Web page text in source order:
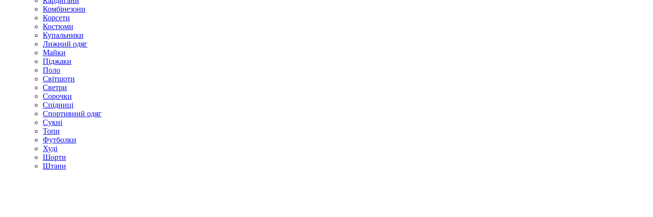
Комбінезони
Корсети
Костюми
Купальники
Лижний одяг
Майки
Піджаки
Поло
Світшоти
Светри
Сорочки
Спідниці
Спортивний одяг
Сукні
Топи
Футболки
Худі
Шорти
Штани